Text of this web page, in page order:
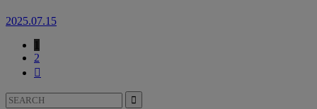
2025.07.15
2
